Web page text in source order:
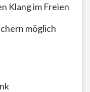
Klang im Freien
möglich